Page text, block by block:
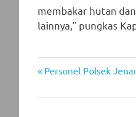
membakar hutan
lainnya,” pungkas
Post
navigation
Previous
Personel Polsek